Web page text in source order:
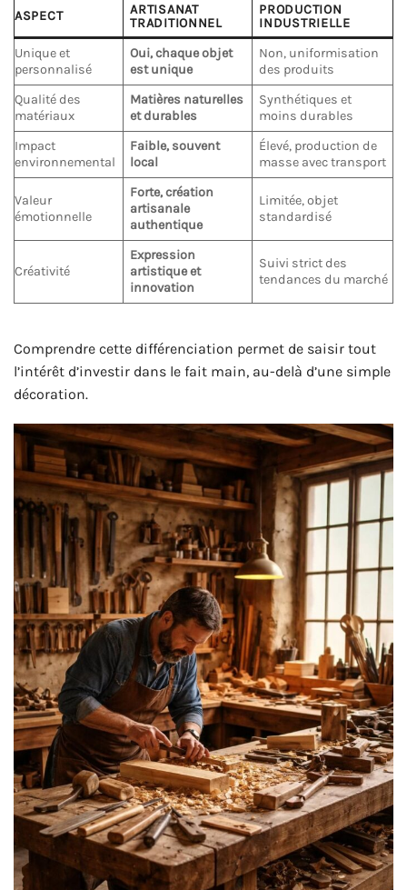
ASPECT
ARTISANAT
TRADITIONNEL
PRODUCTION
INDUSTRIELLE
Unique et
personnalisé
Oui, chaque objet
est unique
Non, uniformisation
des produits
Qualité des
matériaux
Matières naturelles
et durables
Synthétiques et
moins durables
Impact
environnemental
Faible, souvent
local
Élevé, production de
masse avec transport
Valeur
émotionnelle
Forte, création
artisanale
authentique
Limitée, objet
standardisé
Créativité
Expression
artistique et
innovation
Suivi strict des
tendances du marché
Comprendre cette différenciation permet de saisir tout
l’intérêt d’investir dans le fait main, au-delà d’une simple
décoration.